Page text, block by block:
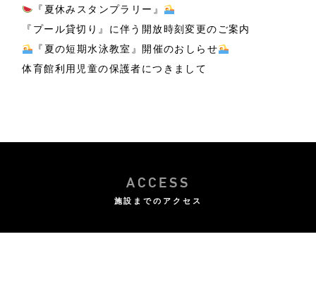
『夏休みスタンプラリー』
『プール貸切り』に伴う開放時刻変更のご案内
『夏の短期水泳教室』開催のおしらせ
体育館利用児童の保護者につきまして
ACCESS
施設までのアクセス